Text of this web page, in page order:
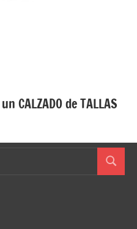
CALZADO de TALLAS
Buscar